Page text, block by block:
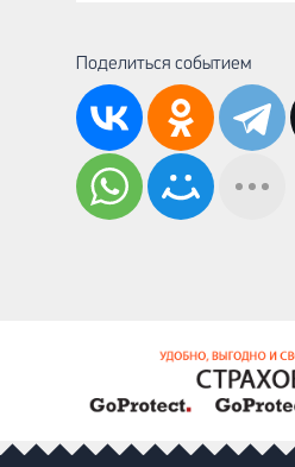
Поделиться событием